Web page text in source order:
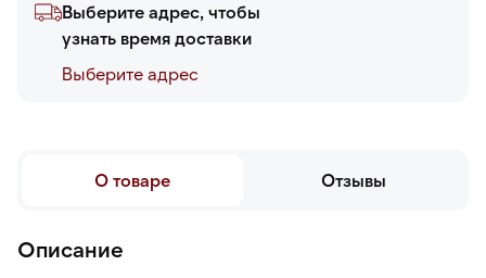
Выберите адрес, чтобы
узнать время доставки
Выберите адреc
О товаре Отзывы
Описание